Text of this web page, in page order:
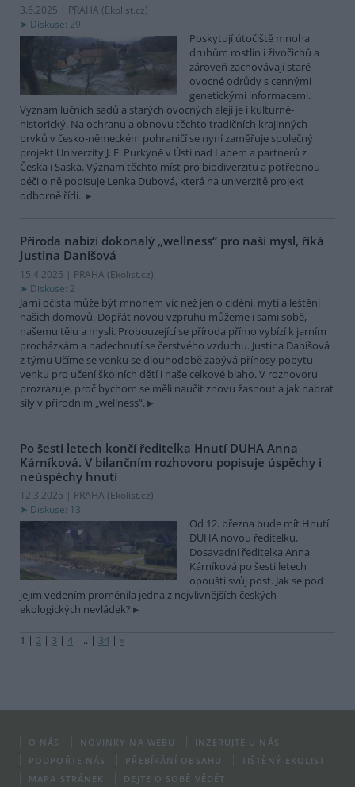
3.6.2025 | PRAHA (Ekolist.cz)
Diskuse: 29
Poskytují útočiště mnoha
druhům rostlin i živočichů a
zároveň zachovávají staré
ovocné odrůdy s cennými
genetickými informacemi.
Význam lučních sadů a starých ovocných alejí je i kulturně-
historický. Na ochranu a obnovu těchto tradičních krajinných
prvků v česko-německém pohraničí se nyní zaměřuje společný
projekt Univerzity J. E. Purkyně v Ústí nad Labem a partnerů z
Česka i Saska. Význam těchto míst pro biodiverzitu a potřebnou
péči o ně popisuje Lenka Dubová, která na univerzitě projekt
odborně řídí.
Příroda nabízí dokonalý „wellness“ pro naši mysl, říká
Justina Danišová
15.4.2025 | PRAHA (Ekolist.cz)
Diskuse: 2
Jarní očista může být mnohem víc než jen o cídění, mytí a leštění
našich domovů. Dopřát novou vzpruhu můžeme i sami sobě,
našemu tělu a mysli. Probouzející se příroda přímo vybízí k jarním
procházkám a nadechnutí se čerstvého vzduchu. Justina Danišová
z týmu Učíme se venku se dlouhodobě zabývá přínosy pobytu
venku pro učení školních dětí i naše celkové blaho. V rozhovoru
prozrazuje, proč bychom se měli naučit znovu žasnout a jak nabrat
síly v přírodním „wellness“.
Po šesti letech končí ředitelka Hnutí DUHA Anna
Kárníková. V bilančním rozhovoru popisuje úspěchy i
neúspěchy hnutí
12.3.2025 | PRAHA (Ekolist.cz)
Diskuse: 13
Od 12. března bude mít Hnutí
DUHA novou ředitelku.
Dosavadní ředitelka Anna
Kárníková po šesti letech
opouští svůj post. Jak se pod
jejím vedením proměnila jedna z nejvlivnějších českých
ekologických nevládek?
1 | 2 | 3 | 4 | .. | 34 | »
O NÁS NOVINKY NA WEBU
INZERUJTE U NÁS
PODPOŘTE NÁS
PŘEBÍRÁNÍ OBSAHU
TIŠTĚNÝ EKOLIST
MAPA STRÁNEK
DEJTE O SOBĚ VĚDĚT